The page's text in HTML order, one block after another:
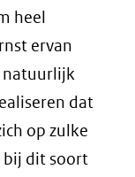
heel
ervan
natuurlijk
dat
op zulke
bij dit soort